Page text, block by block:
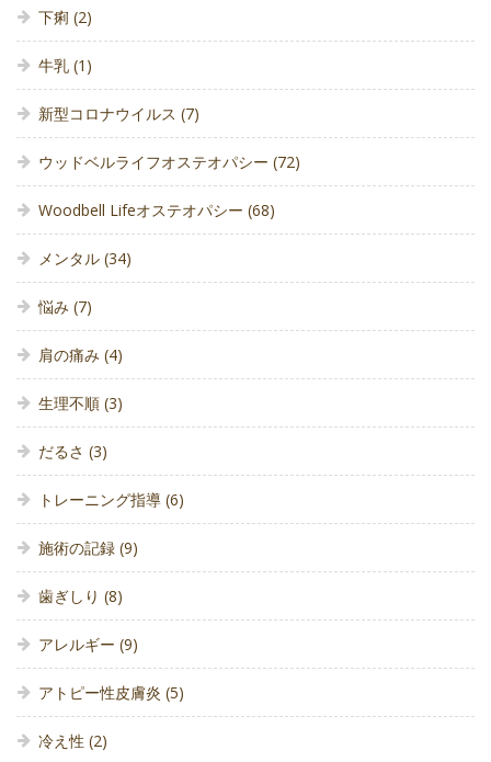
下痢 (2)
牛乳 (1)
新型コロナウイルス (7)
ウッドベルライフオステオパシー (72)
Woodbell Lifeオステオパシー (68)
メンタル (34)
悩み (7)
肩の痛み (4)
生理不順 (3)
だるさ (3)
トレーニング指導 (6)
施術の記録 (9)
歯ぎしり (8)
アレルギー (9)
アトピー性皮膚炎 (5)
冷え性 (2)